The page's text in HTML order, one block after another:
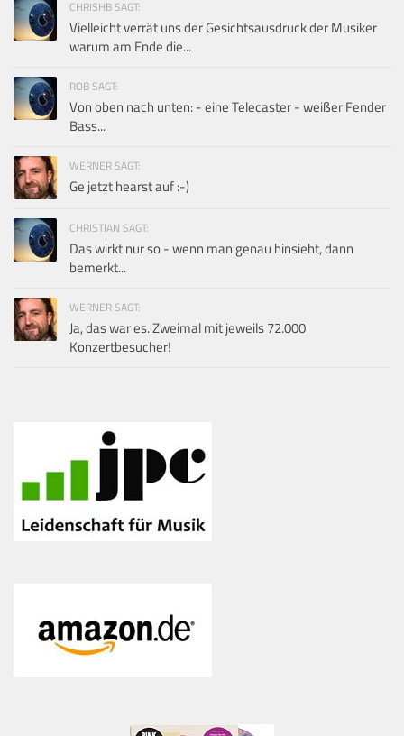
CHRISHB SAGT:
Vielleicht verrät uns der Gesichtsausdruck der Musiker
warum am Ende die...
ROB SAGT:
Von oben nach unten: - eine Telecaster - weißer Fender
Bass...
WERNER SAGT:
Ge jetzt hearst auf :-)
CHRISTIAN SAGT:
Das wirkt nur so - wenn man genau hinsieht, dann
bemerkt...
WERNER SAGT:
Ja, das war es. Zweimal mit jeweils 72.000
Konzertbesucher!